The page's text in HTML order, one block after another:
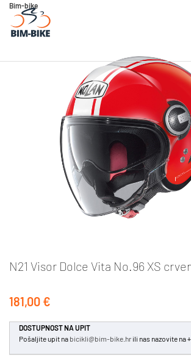
Bim-bike
N21 Visor Dolce Vita No.96 XS
181,00 €
DOSTUPNOST NA UPIT
Pošaljite upit na bicikli@bim-bike.hr ili nas nazovite na